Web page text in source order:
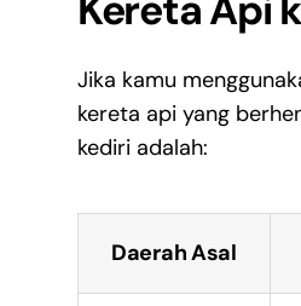
Jika kamu
kereta api yang
kediri adalah:
Daerah Asal